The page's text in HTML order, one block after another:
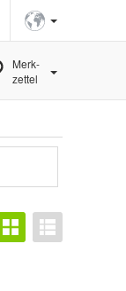
Merk-
zettel